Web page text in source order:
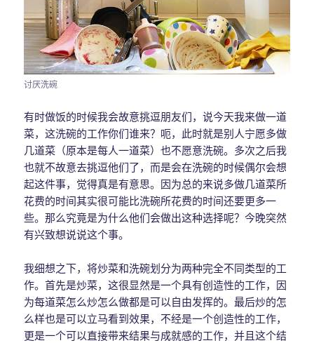
讨厌洗碗
有时做饭的时候我会故意挑逗朋友们，说今天我来做一道
菜，这洗碗的工作你们谁来？呃，此时就是别人宁愿多做
几道菜（原本是每人一道菜）也不愿意洗碗。多次之后我
也就不故意去挑逗他们了，而是会在洗碗的时候偶尔会想
起这件事，觉得真是有意思。因为总的来说多做几道菜所
花费的时间其实很可能比洗碗所花费的时间还要更多一
些。那么究竟是为什么他们会做出这种选择呢？今晚突然
有兴致想说说这个事。
我细想之下，将炒菜和洗碗划分为两种完全不同类型的工
作。首先是炒菜，这很显然是一个具有创造性的工作，因
为每道菜怎么炒怎么做都是可以自由发挥的。最后炒的怎
么样也是可以立马看到效果，不经是一个创造性的工作，
更是一个可以直接带来结果与成就感的工作，并且这个结